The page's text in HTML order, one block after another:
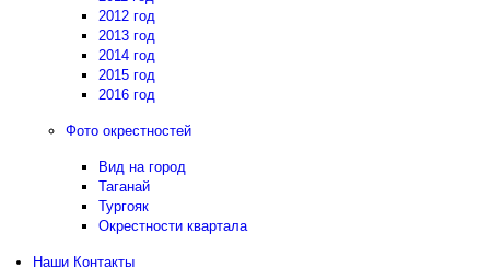
2012 год
2013 год
2014 год
2015 год
2016 год
Фото окрестностей
Вид на город
Таганай
Тургояк
Окрестности квартала
Наши Контакты